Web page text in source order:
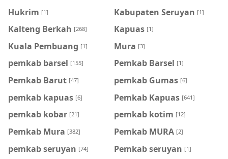
Hukrim [1] Kabupaten Seruyan [1]
Kalteng Berkah [268] Kapuas [1]
Kuala Pembuang [1] Mura [3]
pemkab barsel [155] Pemkab Barsel [1]
Pemkab Barut [47] pemkab Gumas [6]
pemkab kapuas [6] Pemkab Kapuas [641]
pemkab kobar [21] pemkab kotim [12]
Pemkab Mura [382] Pemkab MURA [2]
pemkab seruyan [74] Pemkab seruyan [1]